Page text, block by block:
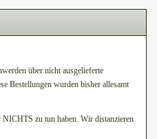
über nicht ausgelieferte
Bestellungen wurden bisher allesamt
NICHTS zu tun haben. Wir distanzieren